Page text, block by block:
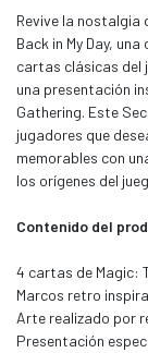
Revive la nostalgia
Back in My Day,
cartas clásicas del
una presentación
Gathering. Este
jugadores que
memorables con
los orígenes del
Contenido del
4 cartas de Magic:
Marcos retro
Arte realizado por
Presentación